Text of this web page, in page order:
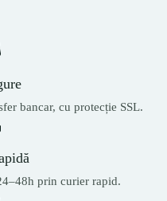
bancar, cu protecție SSL.
prin curier rapid.